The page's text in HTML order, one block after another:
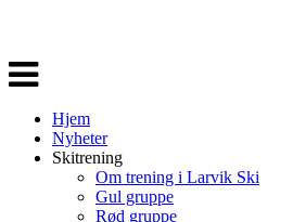
Veksle
navigasjon
Hjem
Nyheter
Skitrening
Om trening i Larvik Ski
Gul gruppe
Rød gruppe